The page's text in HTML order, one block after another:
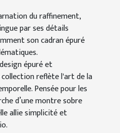
du raffinement,
par ses détails
son cadran épuré
épuré et
reflète l'art de la
Pensée pour les
d’une montre sobre
allie simplicité et